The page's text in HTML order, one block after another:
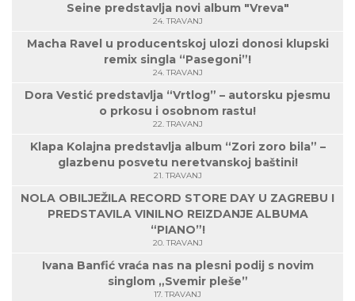
Seine predstavlja novi album "Vreva"
24. TRAVANJ
Macha Ravel u producentskoj ulozi donosi klupski
remix singla “Pasegoni”!
24. TRAVANJ
Dora Vestić predstavlja “Vrtlog” – autorsku pjesmu
o prkosu i osobnom rastu!
22. TRAVANJ
Klapa Kolajna predstavlja album “Zori zoro bila” –
glazbenu posvetu neretvanskoj baštini!
21. TRAVANJ
NOLA OBILJEŽILA RECORD STORE DAY U ZAGREBU I
PREDSTAVILA VINILNO REIZDANJE ALBUMA
“PIANO”!
20. TRAVANJ
Ivana Banfić vraća nas na plesni podij s novim
singlom „Svemir pleše”
17. TRAVANJ